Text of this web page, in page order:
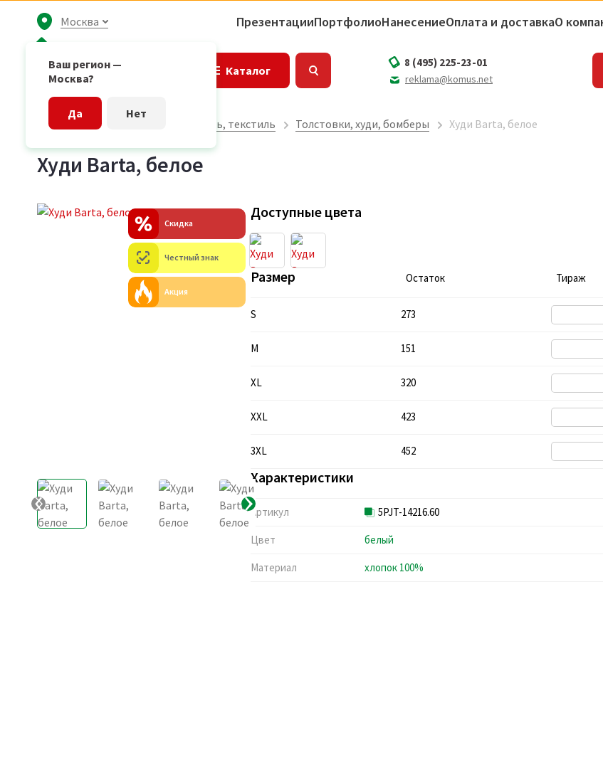
Москва
Ваш регион —
Москва?
Да Нет
ПрезентацииПортфолиоНанесениеОплата и доставкаО
Каталог
8 (495) 225-23-01
reklama@komus.net
Главная страница Одежда, обувь, текстиль Толстовки, худи, бомберы Худи Barta, белое
Худи Barta, белое
Скидка
Честный знак
Акция
Доступные цвета
Размер Остаток Тираж
S 273
M 151
XL 320
XXL 423
3XL 452
Характеристики
Артикул 5PJT-14216.60
Цвет белый
Материал хлопок 100%